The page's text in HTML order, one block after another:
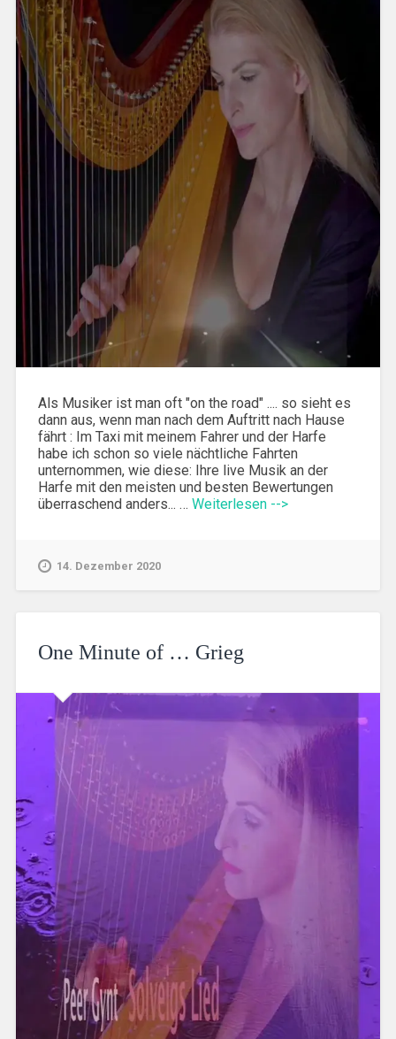
Als Musiker ist man oft "on the road" .... so sieht es
dann aus, wenn man nach dem Auftritt nach Hause
fährt : Im Taxi mit meinem Fahrer und der Harfe
habe ich schon so viele nächtliche Fahrten
unternommen, wie diese: Ihre live Musik an der
Harfe mit den meisten und besten Bewertungen
überraschend anders... … Weiterlesen -->
14. Dezember 2020
One Minute of … Grieg